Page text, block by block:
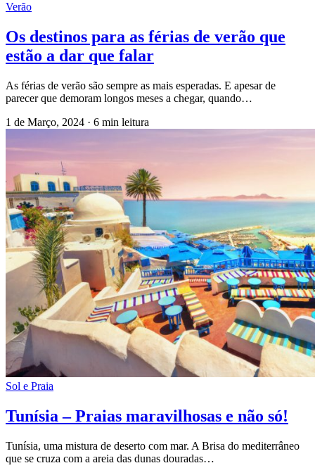
Verão
Os destinos para as férias de verão que
estão a dar que falar
As férias de verão são sempre as mais esperadas. E apesar de
parecer que demoram longos meses a chegar, quando…
1 de Março, 2024 · 6 min leitura
Sol e Praia
Tunísia – Praias maravilhosas e não só!
Tunísia, uma mistura de deserto com mar. A Brisa do mediterrâneo
que se cruza com a areia das dunas douradas…